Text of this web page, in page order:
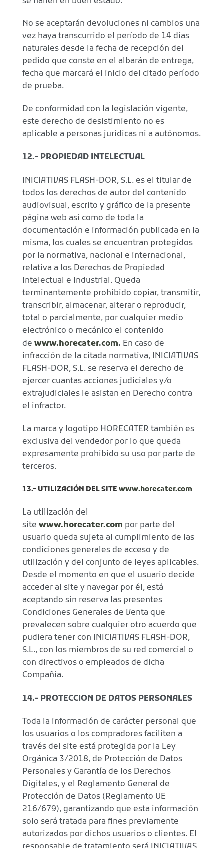
No se aceptarán devoluciones ni cambios una
vez haya transcurrido el período de 14 días
naturales desde la fecha de recepción del
pedido que conste en el albarán de entrega,
fecha que marcará el inicio del citado período
de prueba.
De conformidad con la legislación vigente,
este derecho de desistimiento no es
aplicable a personas jurídicas ni a autónomos.
12.- PROPIEDAD INTELECTUAL
INICIATIVAS FLASH-DOR, S.L. es el titular de
todos los derechos de autor del contenido
audiovisual, escrito y gráfico de la presente
página web así como de toda la
documentación e información publicada en la
misma, los cuales se encuentran protegidos
por la normativa, nacional e internacional,
relativa a los Derechos de Propiedad
Intelectual e Industrial. Queda
terminantemente prohibido copiar, transmitir,
transcribir, almacenar, alterar o reproducir,
total o parcialmente, por cualquier medio
electrónico o mecánico el contenido
de www.horecater.com. En caso de
infracción de la citada normativa, INICIATIVAS
FLASH-DOR, S.L. se reserva el derecho de
ejercer cuantas acciones judiciales y/o
extrajudiciales le asistan en Derecho contra
el infractor.
La marca y logotipo HORECATER también es
exclusiva del vendedor por lo que queda
expresamente prohibido su uso por parte de
terceros.
13.- UTILIZACIÓN DEL SITE www.horecater.com
La utilización del
site www.horecater.com por parte del
usuario queda sujeta al cumplimiento de las
condiciones generales de acceso y de
utilización y del conjunto de leyes aplicables.
Desde el momento en que el usuario decide
acceder al site y navegar por él, está
aceptando sin reserva las presentes
Condiciones Generales de Venta que
prevalecen sobre cualquier otro acuerdo que
pudiera tener con INICIATIVAS FLASH-DOR,
S.L., con los miembros de su red comercial o
con directivos o empleados de dicha
Compañía.
14.- PROTECCION DE DATOS PERSONALES
Toda la información de carácter personal que
los usuarios o los compradores faciliten a
través del site está protegida por la Ley
Orgánica 3/2018, de Protección de Datos
Personales y Garantía de los Derechos
Digitales, y el Reglamento General de
Protección de Datos (Reglamento UE
216/679), garantizando que esta información
solo será tratada para fines previamente
autorizados por dichos usuarios o clientes. El